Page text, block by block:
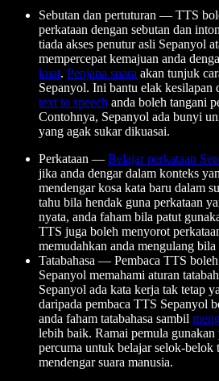
Sebutan dan pertuturan — TTS
perkataan dengan sebutan dan
tiada akses penutur asli Sepanyol
mempercepat kemajuan anda
kuat. Penjana suara akan tunjuk
Sepanyol. Ini bantu elak kesilapan
text to speech anda boleh tangani
Contohnya, Sepanyol ada bunyi
yang agak sukar dikuasai.
Perkataan — Belajar perkataan
jika anda dengar dalam konteks
mendengar kosa kata baru dalam
tahu bila hendak guna perkataan
nyata, anda faham bila patut
TTS juga boleh menyorot
memudahkan anda mengulang bila
Tatabahasa — Pembaca TTS
Sepanyol memahami aturan
Sepanyol ada kata kerja tak tetap
daripada pembaca TTS Sepanyol
anda faham tatabahasa sambil
lebih baik. Ramai pemula gunakan
percuma untuk belajar selok-belok
mendengar suara manusia.